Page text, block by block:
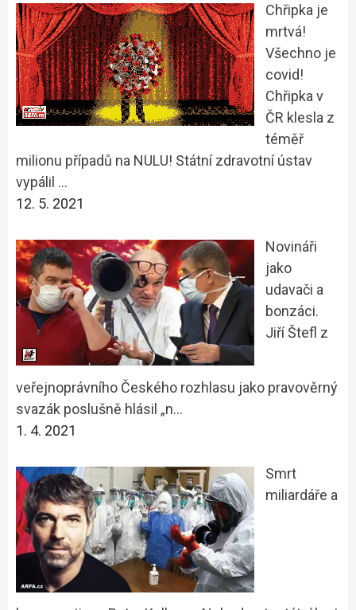
Chřipka je
mrtvá!
Všechno je
covid!
Chřipka v
ČR klesla z
téměř
milionu případů na NULU! Státní zdravotní ústav
vypálil …
12. 5. 2021
Novináři
jako
udavači a
bonzáci.
Jiří Štefl z
veřejnoprávního Českého rozhlasu jako pravověrný
svazák poslušně hlásil „n…
1. 4. 2021
Smrt
miliardáře a